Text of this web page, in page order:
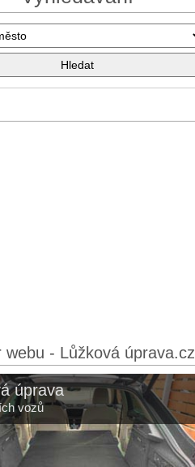
webu - Lůžková úprava.cz
úprava
vozů